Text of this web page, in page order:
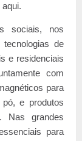
sociais, nos
de
e residenciais
com
para
e produtos
Nas grandes
para